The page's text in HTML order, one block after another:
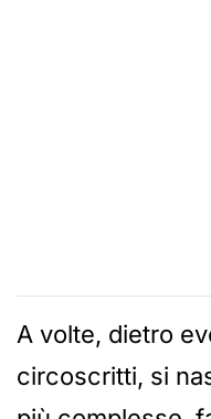
A volte, dietro
circoscritti, si